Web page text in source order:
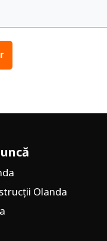
Olanda